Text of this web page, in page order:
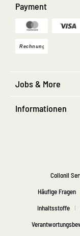
Payment
Jobs & More
Informationen
Collonil
Häufige Fragen
Inhaltsstoffe